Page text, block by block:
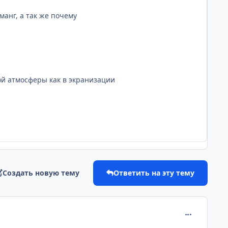
а так же почему
атмосферы как в экранизации
Создать новую тему Ответить на эту тему